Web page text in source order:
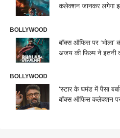
कलेक्शन जानकर लगेगा
BOLLYWOOD
बॉक्स ऑफिस पर ‘भोला’
अजय की फिल्म ने इतनी
BOLLYWOOD
'स्टार के घमंड में पैसा
बॉक्स ऑफिस कलेक्शन